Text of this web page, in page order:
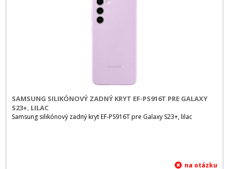
SAMSUNG SILIKÓNOVÝ ZADNÝ KRYT EF-PS916T PRE GALAXY
S23+, LILAC
Samsung silikónový zadný kryt EF-PS916T pre Galaxy S23+, lilac